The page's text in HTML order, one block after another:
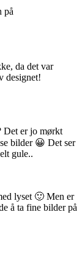
på
da det var
designet!
Det er jo mørkt
bilder 😀 Det ser
gule..
lyset 🙂 Men er
å ta fine bilder på